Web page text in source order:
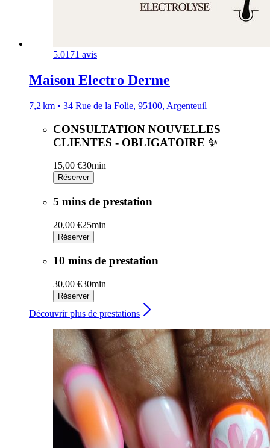
5.0171 avis
Maison Electro Derme
7,2 km • 34 Rue de la Folie, 95100, Argenteuil
CONSULTATION NOUVELLES
CLIENTES - OBLIGATOIRE ✨
15,00 €30min
Réserver
5 mins de prestation
20,00 €25min
Réserver
10 mins de prestation
30,00 €30min
Réserver
Découvrir plus de prestations